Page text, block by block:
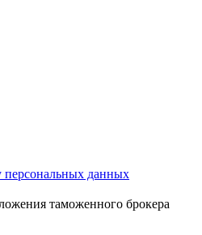
персональных данных
таможенного брокера